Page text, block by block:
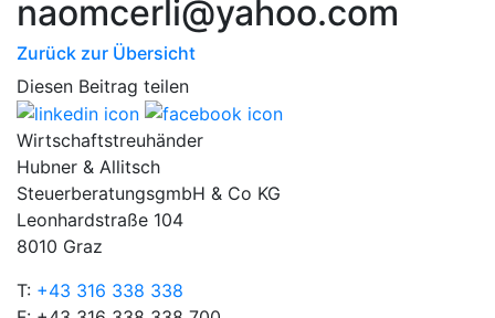
naomcerli@yahoo.com
Zurück zur Übersicht
Diesen Beitrag teilen
Wirtschaftstreuhänder
Hubner & Allitsch
SteuerberatungsgmbH & Co KG
Leonhardstraße 104
8010 Graz
T: +43 316 338 338